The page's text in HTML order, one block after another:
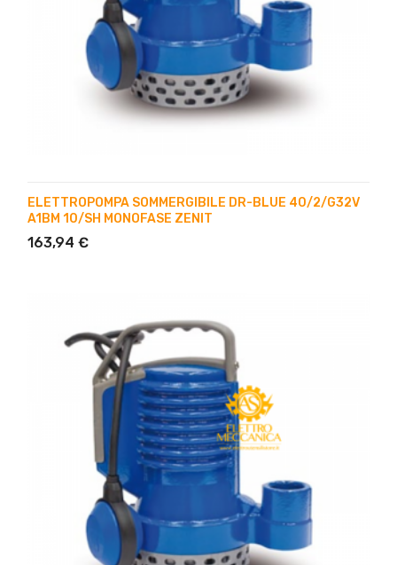
ELETTROPOMPA SOMMERGIBILE DR-BLUE 40/2/G32V
A1BM 10/SH MONOFASE ZENIT
163,94 €